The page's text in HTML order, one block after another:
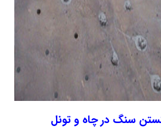
سنگ در چاه و تونل